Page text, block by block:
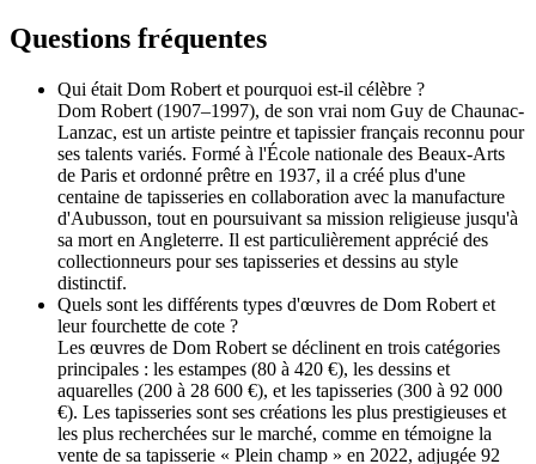
Questions fréquentes
Qui était Dom Robert et pourquoi est-il célèbre ?
Dom Robert (1907–1997), de son vrai nom Guy de Chaunac-
Lanzac, est un artiste peintre et tapissier français reconnu pour
ses talents variés. Formé à l'École nationale des Beaux-Arts
de Paris et ordonné prêtre en 1937, il a créé plus d'une
centaine de tapisseries en collaboration avec la manufacture
d'Aubusson, tout en poursuivant sa mission religieuse jusqu'à
sa mort en Angleterre. Il est particulièrement apprécié des
collectionneurs pour ses tapisseries et dessins au style
distinctif.
Quels sont les différents types d'œuvres de Dom Robert et
leur fourchette de cote ?
Les œuvres de Dom Robert se déclinent en trois catégories
principales : les estampes (80 à 420 €), les dessins et
aquarelles (200 à 28 600 €), et les tapisseries (300 à 92 000
€). Les tapisseries sont ses créations les plus prestigieuses et
les plus recherchées sur le marché, comme en témoigne la
vente de sa tapisserie « Plein champ » en 2022, adjugée 92